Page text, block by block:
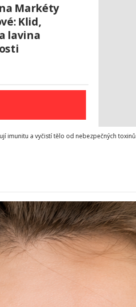
Markéty
Klid,
lavina
imunitu a vyčistí tělo od nebezpečných toxinů